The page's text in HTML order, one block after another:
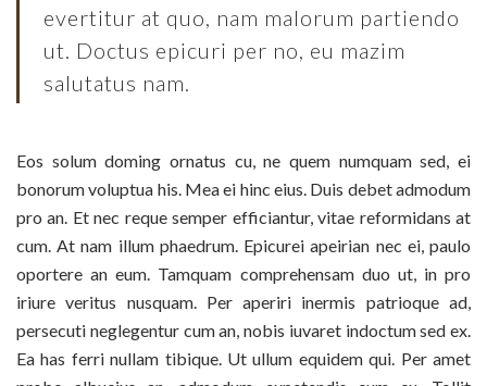
evertitur at quo, nam malorum partiendo
ut. Doctus epicuri per no, eu mazim
salutatus nam.
Eos solum doming ornatus cu, ne quem numquam sed, ei
bonorum voluptua his. Mea ei hinc eius. Duis debet admodum
pro an. Et nec reque semper efficiantur, vitae reformidans at
cum. At nam illum phaedrum. Epicurei apeirian nec ei, paulo
oportere an eum. Tamquam comprehensam duo ut, in pro
iriure veritus nusquam. Per aperiri inermis patrioque ad,
persecuti neglegentur cum an, nobis iuvaret indoctum sed ex.
Ea has ferri nullam tibique. Ut ullum equidem qui. Per amet